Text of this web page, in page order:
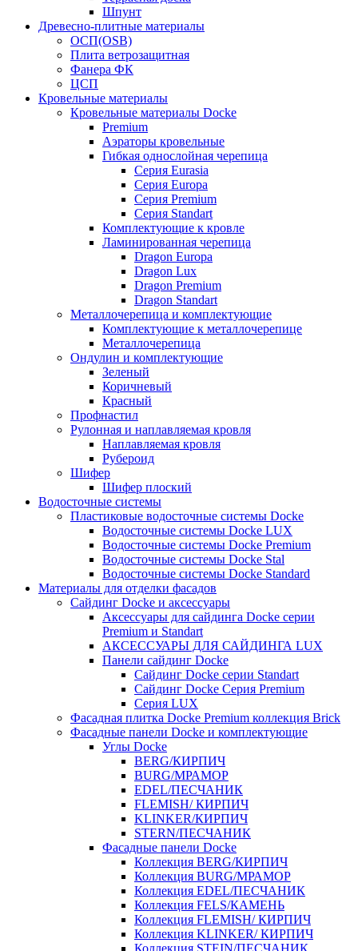
Шпунт
Древесно-плитные материалы
ОСП(OSB)
Плита ветрозащитная
Фанера ФК
ЦСП
Кровельные материалы
Кровельные материалы Docke
Premium
Аэраторы кровельные
Гибкая однослойная черепица
Серия Eurasia
Серия Europa
Серия Premium
Серия Standart
Комплектующие к кровле
Ламинированная черепица
Dragon Europa
Dragon Lux
Dragon Premium
Dragon Standart
Металлочерепица и комплектующие
Комплектующие к металлочерепице
Металлочерепица
Ондулин и комплектующие
Зеленый
Коричневый
Красный
Профнастил
Рулонная и наплавляемая кровля
Наплавляемая кровля
Рубероид
Шифер
Шифер плоский
Водосточные системы
Пластиковые водосточные системы Docke
Водосточные системы Docke LUX
Водосточные системы Docke Premium
Водосточные системы Docke Stal
Водосточные системы Docke Standard
Материалы для отделки фасадов
Сайдинг Docke и аксессуары
Аксессуары для сайдинга Docke серии
Premium и Standart
АКСЕССУАРЫ ДЛЯ САЙДИНГА LUX
Панели сайдинг Docke
Cайдинг Docke серии Standart
Сайдинг Docke Серия Premium
Серия LUX
Фасадная плитка Docke Premium коллекция Brick
Фасадные панели Docke и комплектующие
Углы Docke
BERG/КИРПИЧ
BURG/МРАМОР
EDEL/ПЕСЧАНИК
FLEMISH/ КИРПИЧ
KLINKER/КИРПИЧ
STERN/ПЕСЧАНИК
Фасадные панели Docke
Коллекция BERG/КИРПИЧ
Коллекция BURG/МРАМОР
Коллекция EDEL/ПЕСЧАНИК
Коллекция FELS/КАМЕНЬ
Коллекция FLEMISH/ КИРПИЧ
Коллекция KLINKER/ КИРПИЧ